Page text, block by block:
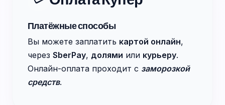
Платёжные способы
Вы можете заплатить картой онлайн,
через SberPay, долями или курьеру.
Онлайн-оплата проходит с заморозкой
средств.